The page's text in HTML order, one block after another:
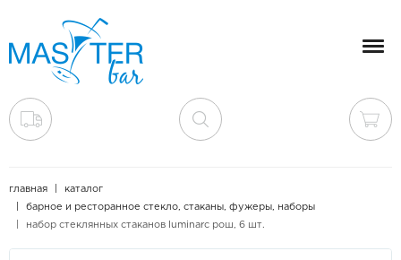
главная
каталог
барное и ресторанное стекло, стаканы, фужеры, наборы
набор стеклянных стаканов luminarc рош, 6 шт.